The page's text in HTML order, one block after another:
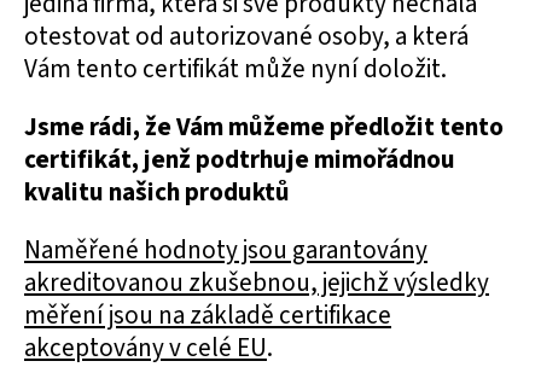
otestovat od autorizované osoby, a která
Vám tento certifikát může nyní doložit.
Jsme rádi, že Vám můžeme předložit tento
certifikát, jenž podtrhuje mimořádnou
kvalitu našich produktů
Naměřené hodnoty jsou garantovány
akreditovanou zkušebnou, jejichž výsledky
měření jsou na základě certifikace
akceptovány v celé EU.